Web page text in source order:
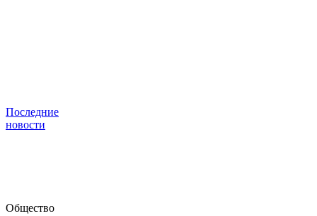
Последние
новости
Общество